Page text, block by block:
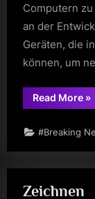
Computern
an der
Geräten, die
können, um
Read More
ist
»
#Breaking
Zeichnen